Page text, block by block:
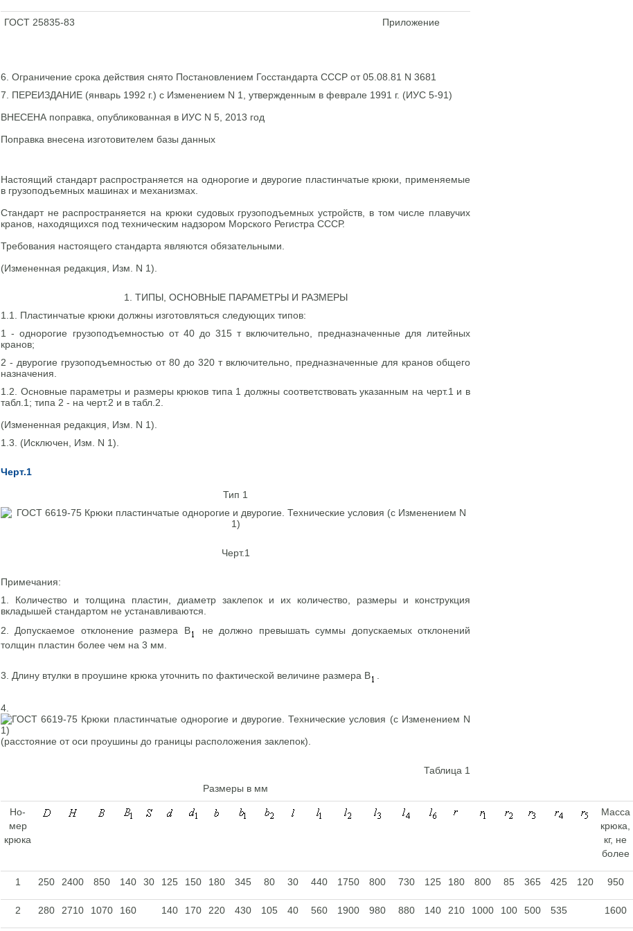
ГОСТ 25835-83 Приложение
6. Ограничение срока действия снято Постановлением Госстандарта СССР от 05.08.81 N 3681
7. ПЕРЕИЗДАНИЕ (январь 1992 г.) с Изменением N 1, утвержденным в феврале 1991 г. (ИУС 5-91)
ВНЕСЕНА поправка, опубликованная в ИУС N 5, 2013 год
Поправка внесена изготовителем базы данных
Настоящий стандарт распространяется на однорогие и двурогие пластинчатые крюки, применяемые
в грузоподъемных машинах и механизмах.
Стандарт не распространяется на крюки судовых грузоподъемных устройств, в том числе плавучих
кранов, находящихся под техническим надзором Морского Регистра СССР.
Требования настоящего стандарта являются обязательными.
(Измененная редакция, Изм. N 1).
1. ТИПЫ, ОСНОВНЫЕ ПАРАМЕТРЫ И РАЗМЕРЫ
1.1. Пластинчатые крюки должны изготовляться следующих типов:
1 - однорогие грузоподъемностью от 40 до 315 т включительно, предназначенные для литейных
кранов;
2 - двурогие грузоподъемностью от 80 до 320 т включительно, предназначенные для кранов общего
назначения.
1.2. Основные параметры и размеры крюков типа 1 должны соответствовать указанным на черт.1 и в
табл.1; типа 2 - на черт.2 и в табл.2.
(Измененная редакция, Изм. N 1).
1.3. (Исключен, Изм. N 1).
Черт.1
Тип 1
Черт.1
Примечания:
1. Количество и толщина пластин, диаметр заклепок и их количество, размеры и конструкция
вкладышей стандартом не устанавливаются.
2. Допускаемое отклонение размера B
не должно превышать суммы допускаемых отклонений
толщин пластин более чем на 3 мм.
3. Длину втулки в проушине крюка уточнить по фактической величине размера B .
4.
(расстояние от оси проушины до границы расположения заклепок).
Таблица 1
Размеры в мм
Но-
мер
крюка
Масса
крюка,
кг, не
более
1 250 2400 850 140 30 125 150 180 345 80 30 440 1750 800 730 125 180 800 85 365 425 120 950
2 280 2710 1070 160 140 170 220 430 105 40 560 1900 980 880 140 210 1000 100 500 535 1600